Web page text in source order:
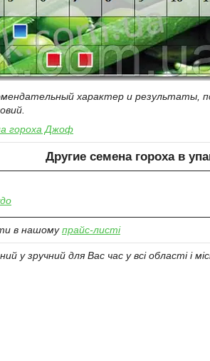
характер и результаты,
гороха Джоф
Другие семена гороха в
в нашомупрайс-листі
зручний для Вас час у всі області і